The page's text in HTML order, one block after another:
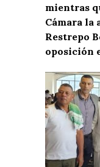
mientras
Cámara la
Restrepo
oposición